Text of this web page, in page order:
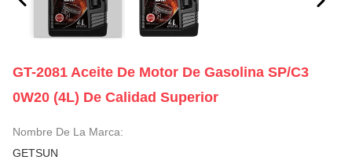
GT-2081 Aceite De Motor De Gasolina SP/C3
0W20 (4L) De Calidad Superior
Nombre De La Marca:
GETSUN